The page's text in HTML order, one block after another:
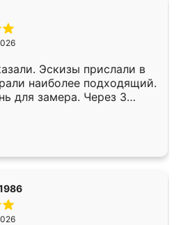
Эскизы прислали в
наиболее подходящий.
для замера. Через 3
уже готова. Остались
Спасибо Ренессанс
работу!